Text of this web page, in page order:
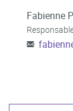
Fabienne